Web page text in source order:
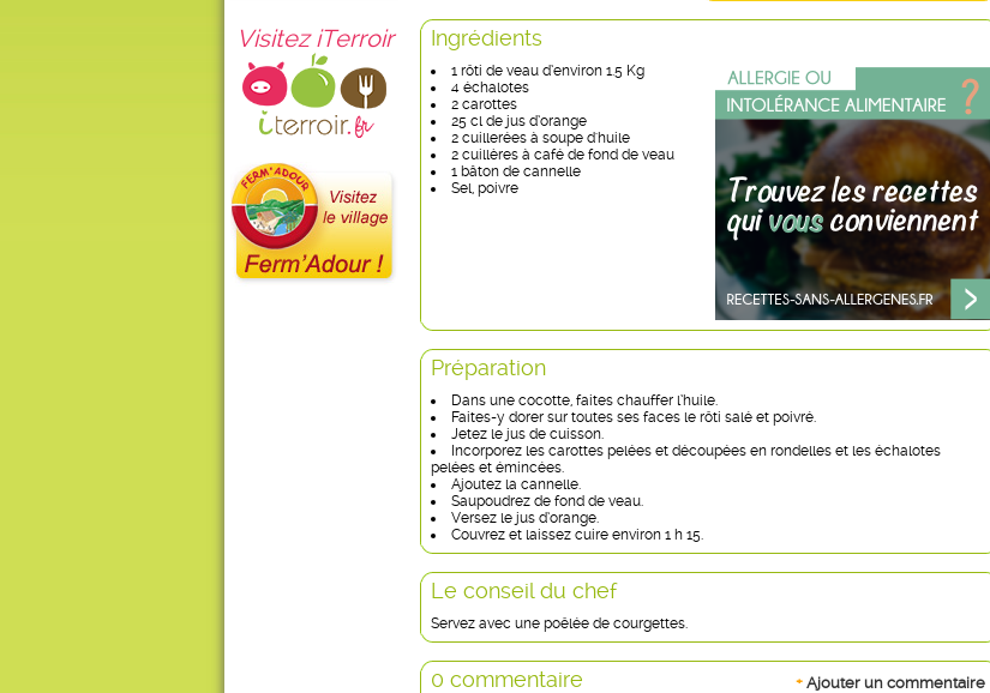
Visitez iTerroir Ingrédients
1 rôti de veau d’environ 1.5 Kg
4 échalotes
2 carottes
25 cl de jus d’orange
2 cuillerées à soupe d'huile
2 cuillères à café de fond de veau
1 bâton de cannelle
Sel, poivre
Préparation
Dans une cocotte, faites chauffer l’huile.
Faites-y dorer sur toutes ses faces le rôti salé et poivré.
Jetez le jus de cuisson.
Incorporez les carottes pelées et découpées en rondelles et les échalotes
pelées et émincées.
Ajoutez la cannelle.
Saupoudrez de fond de veau.
Versez le jus d’orange.
Couvrez et laissez cuire environ 1 h 15.
Le conseil du chef
Servez avec une poêlée de courgettes.
+ Ajouter un commentaire
0 commentaire